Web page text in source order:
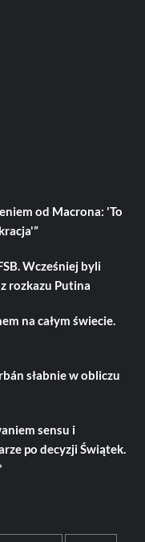
od Macrona: 'To
Wcześniej byli
rozkazu Putina
na całym świecie.
słabnie w obliczu
sensu i
po decyzji Świątek.